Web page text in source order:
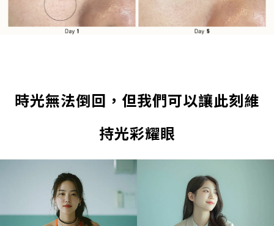
時光無法倒回，但我們可以讓此刻維
持光彩耀眼